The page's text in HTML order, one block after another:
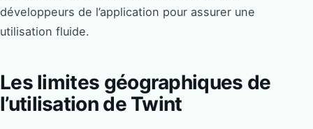
développeurs de l’application pour assurer une
utilisation fluide.
Les limites géographiques de
l’utilisation de Twint